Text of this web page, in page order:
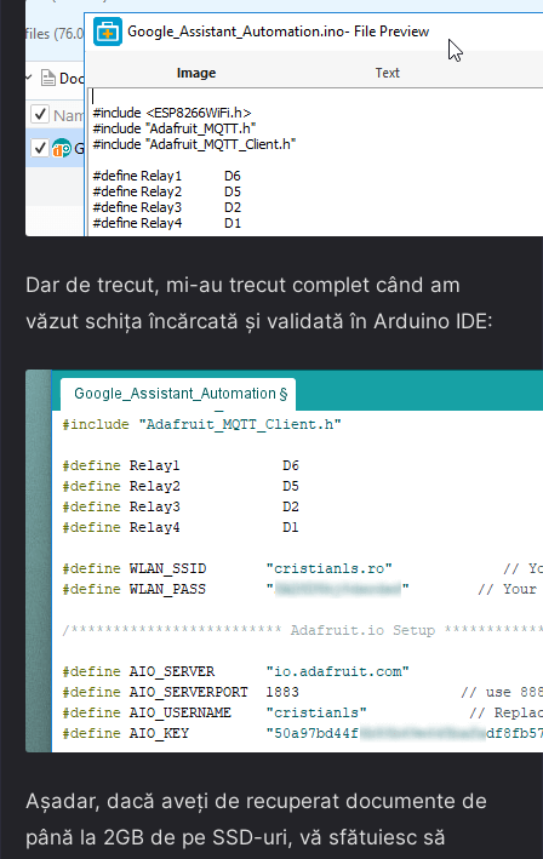
Dar de trecut, mi-au trecut complet când am
văzut schița încărcată și validată în Arduino IDE:
Așadar, dacă aveți de recuperat documente de
până la 2GB de pe SSD-uri, vă sfătuiesc să